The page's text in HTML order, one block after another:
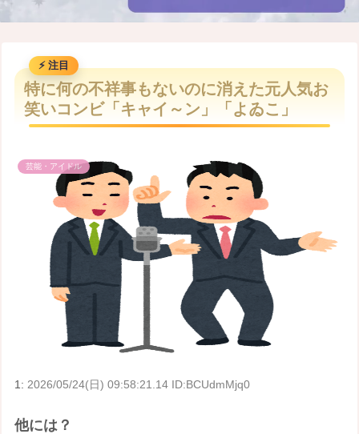
M
u
t
特に何の不祥事もないのに消えた元人気お
笑いコンビ「キャイ～ン」「よゐこ」
芸能・アイドル
1: 2026/05/24(日) 09:58:21.14 ID:BCUdmMjq0
他には？